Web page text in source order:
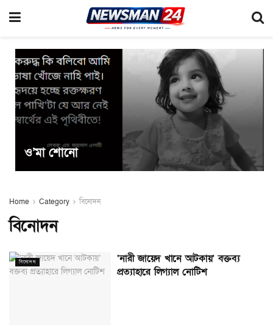
ও’মা শোনো
Home Category বিনোদন
বিনোদন
বিনোদন
‘নারী জায়েদ খানে আটকায়’ বক্তব্য
প্রত্যাহারে লিগ্যাল নোটিশ